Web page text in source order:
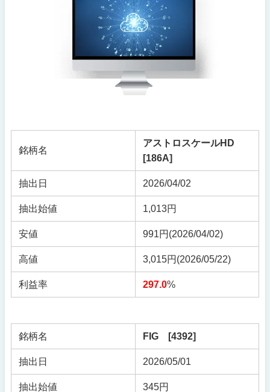
銘柄名
アストロスケールHD
[186A]
抽出日 2026/04/02
抽出始値 1,013円
安値 991円(2026/04/02)
高値 3,015円(2026/05/22)
利益率 297.0%
銘柄名 FIG [4392]
抽出日 2026/05/01
抽出始値 345円